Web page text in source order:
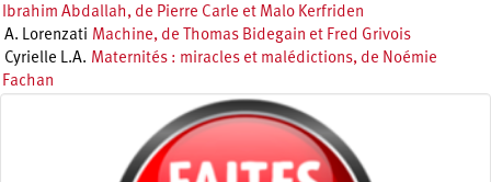
Ibrahim Abdallah, de Pierre Carle et Malo Kerfriden
A. Lorenzati Machine, de Thomas Bidegain et Fred Grivois
Cyrielle L.A. Maternités : miracles et malédictions, de Noémie
Fachan